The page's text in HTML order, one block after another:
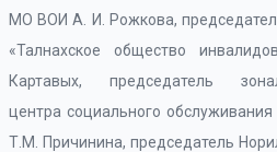
МО ВОИ А. И. Рожкова,
«Талнахское общество
Картавых, председатель
центра социального обслуживания
Т.М. Причинина, председатель